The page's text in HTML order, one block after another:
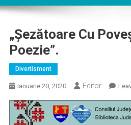
„Şezătoare Cu
Poezie”.
Divertisment
Ianuarie 20, 2020 Editor